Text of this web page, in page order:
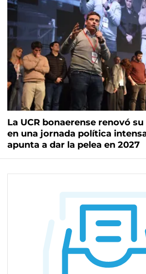
La UCR bonaerense renovó
en una jornada política
apunta a dar la pelea en 2027